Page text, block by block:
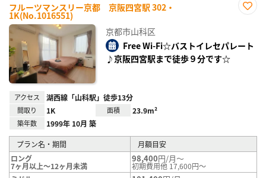
フルーツマンスリー京都 京阪四宮駅 302・
1K(No.1016551)
録
京都市山科区
Free Wi-Fi☆バストイレセパレート
♪京阪四宮駅まで徒歩９分です☆
アクセス 湖西線「山科駅」徒歩13分
間取り 1K 面積 23.9m²
築年数 1999年 10月 築
プラン名・期間
月額目安
ロング
7ヶ月以上～12ヶ月未満
98,400円/月～
初期費用他 17,600円～